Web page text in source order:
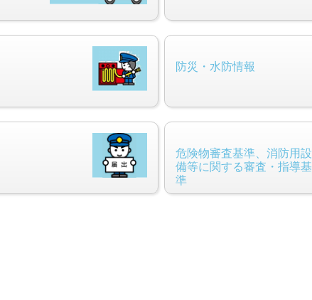
防災・水防情報
危険物審査基準、消防用設
備等に関する審査・指導基
準